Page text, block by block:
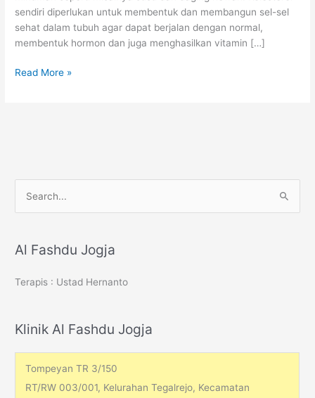
sendiri diperlukan untuk membentuk dan membangun sel-sel
sehat dalam tubuh agar dapat berjalan dengan normal,
membentuk hormon dan juga menghasilkan vitamin […]
Kolesterol
Read More »
r
h
Al Fashdu Jogja
Terapis : Ustad Hernanto
Klinik Al Fashdu Jogja
Tompeyan TR 3/150
RT/RW 003/001, Kelurahan Tegalrejo, Kecamatan